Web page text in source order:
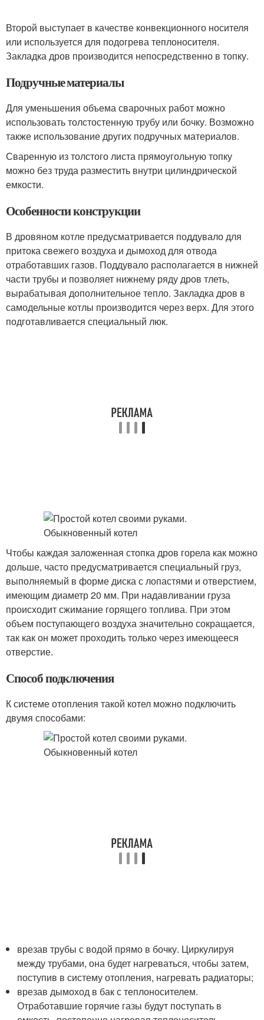
Второй выступает в качестве конвекционного носителя
или используется для подогрева теплоносителя.
Закладка дров производится непосредственно в топку.
Подручные материалы
Для уменьшения объема сварочных работ можно
использовать толстостенную трубу или бочку. Возможно
также использование других подручных материалов.
Сваренную из толстого листа прямоугольную топку
можно без труда разместить внутри цилиндрической
емкости.
Особенности конструкции
В дровяном котле предусматривается поддувало для
притока свежего воздуха и дымоход для отвода
отработавших газов. Поддувало располагается в нижней
части трубы и позволяет нижнему ряду дров тлеть,
вырабатывая дополнительное тепло. Закладка дров в
самодельные котлы производится через верх. Для этого
подготавливается специальный люк.
Чтобы каждая заложенная стопка дров горела как можно
дольше, часто предусматривается специальный груз,
выполняемый в форме диска с лопастями и отверстием,
имеющим диаметр 20 мм. При надавливании груза
происходит сжимание горящего топлива. При этом
объем поступающего воздуха значительно сокращается,
так как он может проходить только через имеющееся
отверстие.
Способ подключения
К системе отопления такой котел можно подключить
двумя способами:
врезав трубы с водой прямо в бочку. Циркулируя
между трубами, она будет нагреваться, чтобы затем,
поступив в систему отопления, нагревать радиаторы;
врезав дымоход в бак с теплоносителем.
Отработавшие горячие газы будут поступать в